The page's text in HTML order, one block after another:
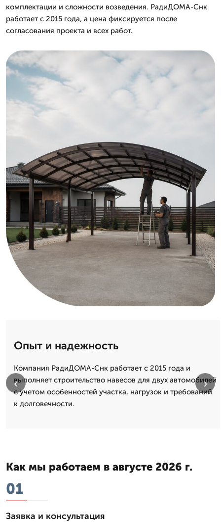
комплектации и сложности возведения. РадиДОМА-Снк
работает с 2015 года, а цена фиксируется после
согласования проекта и всех работ.
Опыт и надежность
Компания РадиДОМА-Снк работает с 2015 года и
выполняет строительство навесов для двух автомобилей
с учетом особенностей участка, нагрузок и требований
к долговечности.
‹ ›
Как мы работаем в августе 2026 г.
01
Заявка и консультация